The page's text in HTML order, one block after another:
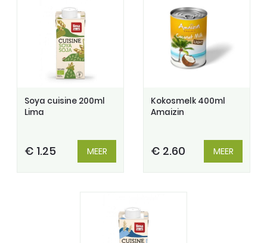
Soya cuisine 200ml
Lima
€ 1.25 MEER
Kokosmelk 400ml
Amaizin
€ 2.60 MEER